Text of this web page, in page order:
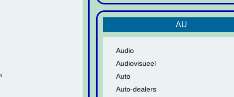
AU
Audio
Audiovisueel
Auto
Auto-dealers